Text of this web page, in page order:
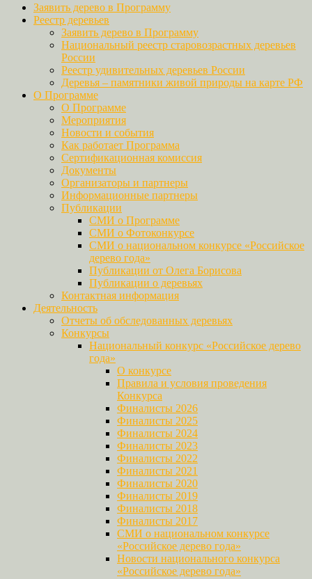
Заявить дерево в Программу
Реестр деревьев
Заявить дерево в Программу
Национальный реестр старовозрастных деревьев
России
Реестр удивительных деревьев России
Деревья – памятники живой природы на карте РФ
О Программе
О Программе
Мероприятия
Новости и события
Как работает Программа
Сертификационная комиссия
Документы
Организаторы и партнеры
Информационные партнеры
Публикации
СМИ о Программе
СМИ о Фотоконкурсе
СМИ о национальном конкурсе «Российское
дерево года»
Публикации от Олега Борисова
Публикации о деревьях
Контактная информация
Деятельность
Отчеты об обследованных деревьях
Конкурсы
Национальный конкурс «Российское дерево
года»
О конкурсе
Правила и условия проведения
Конкурса
Финалисты 2026
Финалисты 2025
Финалисты 2024
Финалисты 2023
Финалисты 2022
Финалисты 2021
Финалисты 2020
Финалисты 2019
Финалисты 2018
Финалисты 2017
СМИ о национальном конкурсе
«Российское дерево года»
Новости национального конкурса
«Российское дерево года»